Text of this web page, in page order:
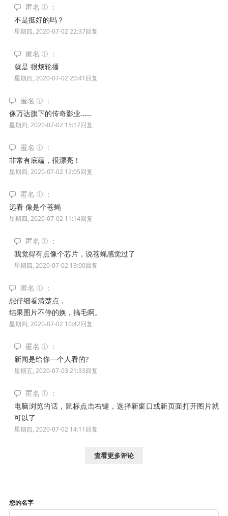
匿名
不是挺好的吗？
星期四, 2020-07-02 22:37回复
匿名
就是 很烦轮播
星期四, 2020-07-02 20:41回复
匿名
像万达旗下的传奇影业……
星期四, 2020-07-02 15:17回复
匿名
非常有底蕴，很漂亮！
星期四, 2020-07-02 12:05回复
匿名
远看 像是个苍蝇
星期四, 2020-07-02 11:14回复
匿名
我觉得有点像个芯片，说苍蝇感觉过了
星期四, 2020-07-02 13:00回复
匿名
想仔细看清楚点，
结果图片不停的换，搞毛啊。
星期四, 2020-07-02 10:42回复
匿名
新闻是给你一个人看的?
星期五, 2020-07-03 21:33回复
匿名
电脑浏览的话，鼠标点击右键，选择新窗口或新页面打开图片就
可以了
星期四, 2020-07-02 14:11回复
查看更多评论
您的名字